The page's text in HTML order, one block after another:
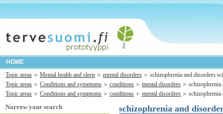
HOME
Topic areas
Mental health and sleep mental disorders
schizophrenia and disorders
Topic areas
Conditions and symptoms conditions mental disorders
Topic areas
Conditions and symptoms conditions mental disorders
Narrow your search schizophrenia and